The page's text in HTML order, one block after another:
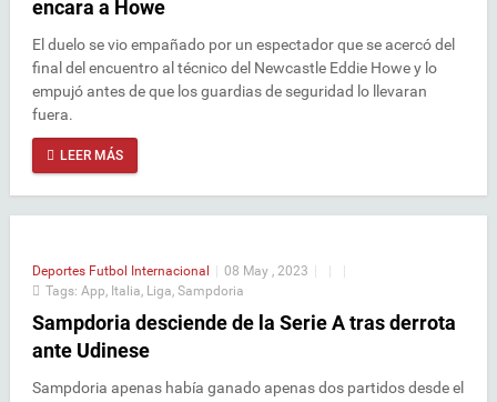
encara a Howe
El duelo se vio empañado por un espectador que se acercó del
final del encuentro al técnico del Newcastle Eddie Howe y lo
empujó antes de que los guardias de seguridad lo llevaran
fuera.
LEER MÁS
Deportes Futbol Internacional 08 May , 2023
Tags: App, Italia, Liga, Sampdoria
Sampdoria desciende de la Serie A tras derrota
ante Udinese
Sampdoria apenas había ganado apenas dos partidos desde el